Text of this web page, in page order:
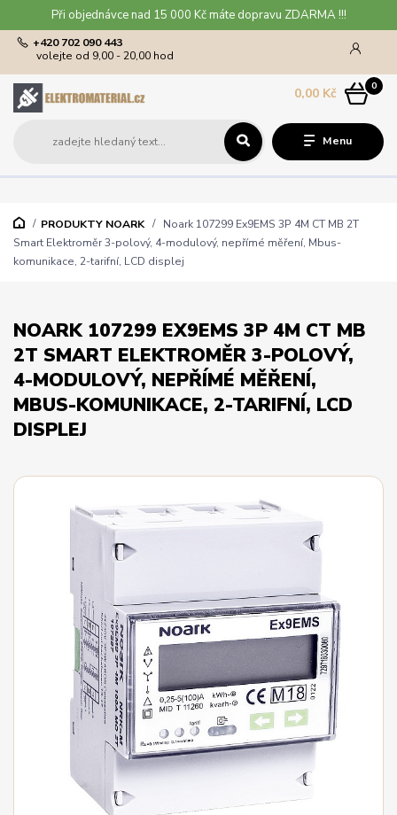
Při objednávce nad 15 000 Kč máte dopravu ZDARMA !!!
Menu
+420 702 090 443
volejte od 9,00 - 20,00 hod
0
0,00 Kč
PRODUKTY NOARK
Noark 107299 Ex9EMS 3P 4M CT MB 2T
Smart Elektroměr 3-polový, 4-modulový, nepřímé měření, Mbus-
komunikace, 2-tarifní, LCD displej
NOARK 107299 EX9EMS 3P 4M CT MB
2T SMART ELEKTROMĚR 3-POLOVÝ,
4-MODULOVÝ, NEPŘÍMÉ MĚŘENÍ,
MBUS-KOMUNIKACE, 2-TARIFNÍ, LCD
DISPLEJ